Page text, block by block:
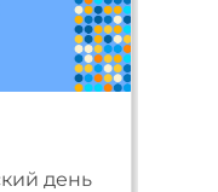
день